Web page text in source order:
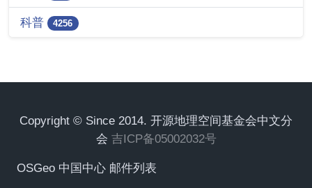
科普 4256
Copyright © Since 2014. 开源地理空间基金会中文分
会 吉ICP备05002032号
OSGeo 中国中心 邮件列表